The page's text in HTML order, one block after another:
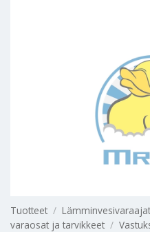
Tuotteet / Lämminvesivaraajat
varaosat ja tarvikkeet /